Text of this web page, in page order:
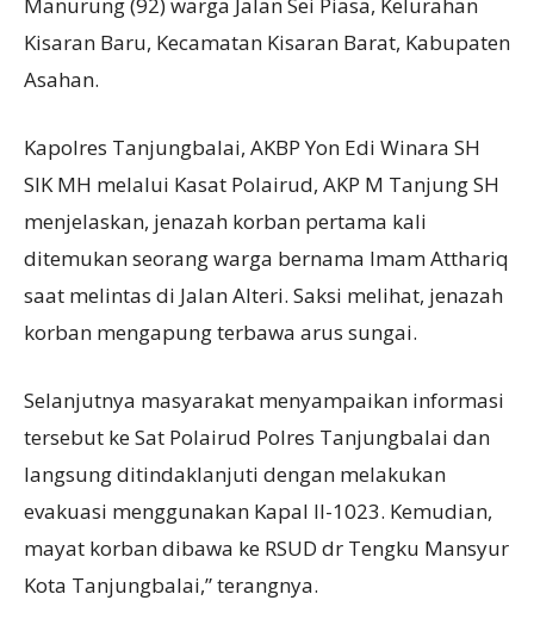
Manurung (92) warga Jalan Sei Piasa, Kelurahan
Kisaran Baru, Kecamatan Kisaran Barat, Kabupaten
Asahan.
Kapolres Tanjungbalai, AKBP Yon Edi Winara SH
SIK MH melalui Kasat Polairud, AKP M Tanjung SH
menjelaskan, jenazah korban pertama kali
ditemukan seorang warga bernama Imam Atthariq
saat melintas di Jalan Alteri. Saksi melihat, jenazah
korban mengapung terbawa arus sungai.
Selanjutnya masyarakat menyampaikan informasi
tersebut ke Sat Polairud Polres Tanjungbalai dan
langsung ditindaklanjuti dengan melakukan
evakuasi menggunakan Kapal II-1023. Kemudian,
mayat korban dibawa ke RSUD dr Tengku Mansyur
Kota Tanjungbalai,” terangnya.